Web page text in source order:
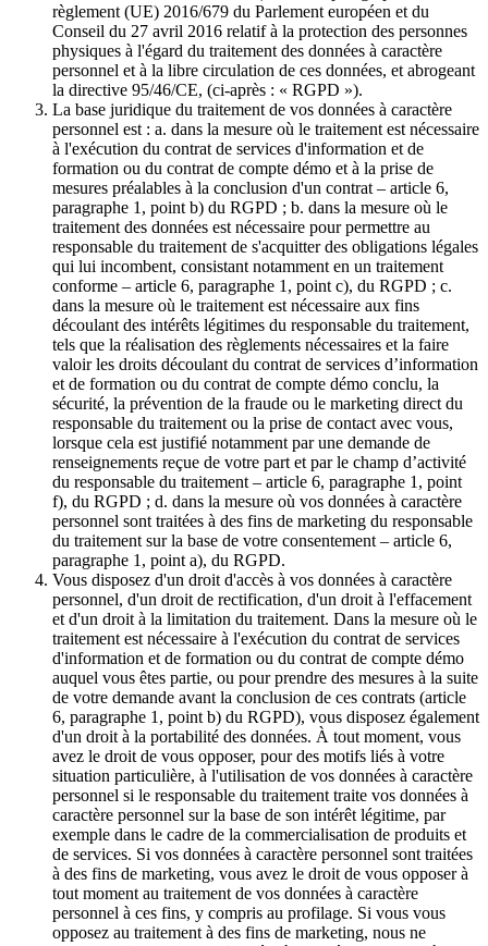
règlement (UE) 2016/679 du Parlement européen et du
Conseil du 27 avril 2016 relatif à la protection des personnes
physiques à l'égard du traitement des données à caractère
personnel et à la libre circulation de ces données, et abrogeant
la directive 95/46/CE, (ci-après : « RGPD »).
La base juridique du traitement de vos données à caractère
personnel est : a. dans la mesure où le traitement est nécessaire
à l'exécution du contrat de services d'information et de
formation ou du contrat de compte démo et à la prise de
mesures préalables à la conclusion d'un contrat – article 6,
paragraphe 1, point b) du RGPD ; b. dans la mesure où le
traitement des données est nécessaire pour permettre au
responsable du traitement de s'acquitter des obligations légales
qui lui incombent, consistant notamment en un traitement
conforme – article 6, paragraphe 1, point c), du RGPD ; c.
dans la mesure où le traitement est nécessaire aux fins
découlant des intérêts légitimes du responsable du traitement,
tels que la réalisation des règlements nécessaires et la faire
valoir les droits découlant du contrat de services d’information
et de formation ou du contrat de compte démo conclu, la
sécurité, la prévention de la fraude ou le marketing direct du
responsable du traitement ou la prise de contact avec vous,
lorsque cela est justifié notamment par une demande de
renseignements reçue de votre part et par le champ d’activité
du responsable du traitement – article 6, paragraphe 1, point
f), du RGPD ; d. dans la mesure où vos données à caractère
personnel sont traitées à des fins de marketing du responsable
du traitement sur la base de votre consentement – article 6,
paragraphe 1, point a), du RGPD.
Vous disposez d'un droit d'accès à vos données à caractère
personnel, d'un droit de rectification, d'un droit à l'effacement
et d'un droit à la limitation du traitement. Dans la mesure où le
traitement est nécessaire à l'exécution du contrat de services
d'information et de formation ou du contrat de compte démo
auquel vous êtes partie, ou pour prendre des mesures à la suite
de votre demande avant la conclusion de ces contrats (article
6, paragraphe 1, point b) du RGPD), vous disposez également
d'un droit à la portabilité des données. À tout moment, vous
avez le droit de vous opposer, pour des motifs liés à votre
situation particulière, à l'utilisation de vos données à caractère
personnel si le responsable du traitement traite vos données à
caractère personnel sur la base de son intérêt légitime, par
exemple dans le cadre de la commercialisation de produits et
de services. Si vos données à caractère personnel sont traitées
à des fins de marketing, vous avez le droit de vous opposer à
tout moment au traitement de vos données à caractère
personnel à ces fins, y compris au profilage. Si vous vous
opposez au traitement à des fins de marketing, nous ne